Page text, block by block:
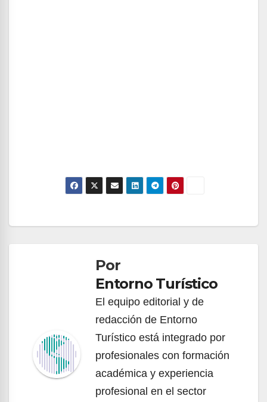
Navegación
entradasPor
Entorno Turístico
El equipo editorial y de
redacción de Entorno
Turístico está integrado por
profesionales con formación
académica y experiencia
profesional en el sector